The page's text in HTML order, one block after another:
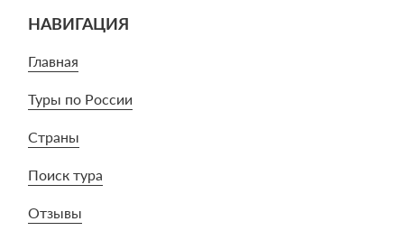
НАВИГАЦИЯ
Главная
Туры по России
Страны
Поиск тура
Отзывы